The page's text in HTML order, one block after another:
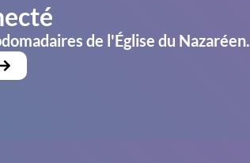
de l'Église du Nazaréen.